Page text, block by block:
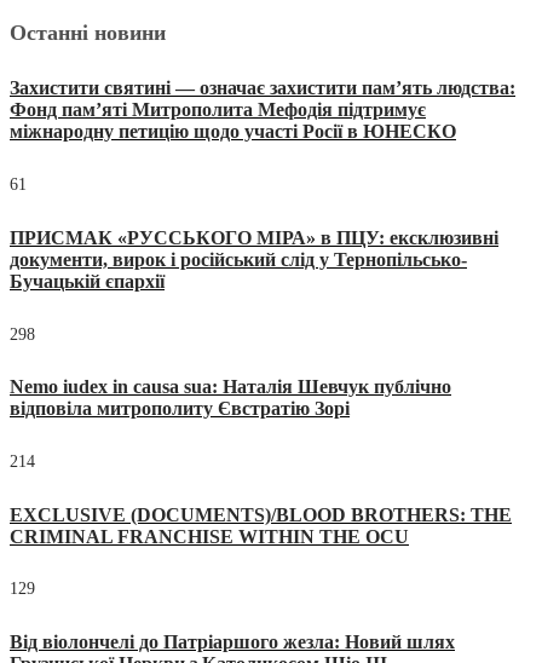
Останні новини
Захистити святині — означає захистити пам’ять людства:
Фонд пам’яті Митрополита Мефодія підтримує
міжнародну петицію щодо участі Росії в ЮНЕСКО
61
ПРИСМАК «РУССЬКОГО МІРА» в ПЦУ: ексклюзивні
документи, вирок і російський слід у Тернопільсько-
Бучацькій єпархії
298
Nemo iudex in causa sua: Наталія Шевчук публічно
відповіла митрополиту Євстратію Зорі
214
EXCLUSIVE (DOCUMENTS)/BLOOD BROTHERS: THE
CRIMINAL FRANCHISE WITHIN THE OCU
129
Від віолончелі до Патріаршого жезла: Новий шлях